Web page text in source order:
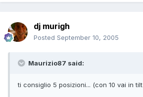
dj murigh
Posted September 10, 2005
Maurizio87 said:
ti consiglio 5 posizioni... (con 10 vai in tilt